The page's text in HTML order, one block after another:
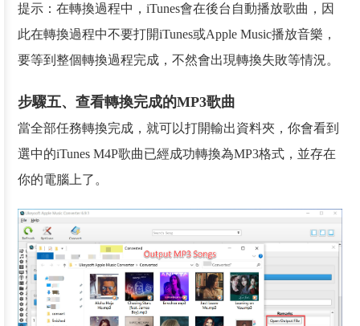
提示：在轉換過程中，iTunes會在後台自動播放歌曲，因
此在轉換過程中不要打開iTunes或Apple Music播放音樂，
要等到整個轉換過程完成，不然會出現轉換失敗等情況。
步驟五、查看轉換完成的MP3歌曲
當全部任務轉換完成，就可以打開輸出資料夾，你會看到
選中的iTunes M4P歌曲已經成功轉換為MP3格式，並存在
你的電腦上了。